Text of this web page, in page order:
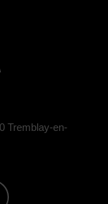
Tremblay-en-